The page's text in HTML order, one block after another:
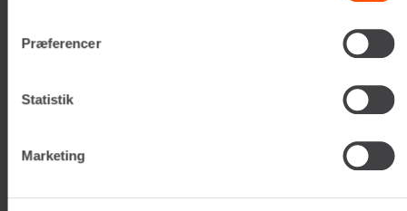
Præferencer
Statistik
Marketing
Renta A/S
Tlf. +45 70206242